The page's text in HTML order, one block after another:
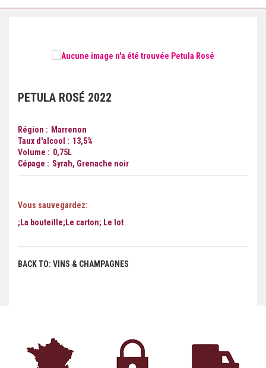
PETULA ROSÉ 2022
Région
Marrenon
Taux d'alcool
13,5%
Volume
0,75L
Cépage
Syrah, Grenache noir
Vous sauvegardez:
;La bouteille;Le carton; Le lot
BACK TO: VINS & CHAMPAGNES